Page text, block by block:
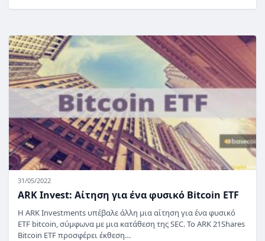
31/05/2022
ARK Invest: Αίτηση για ένα φυσικό Bitcoin ETF
Η ARK Investments υπέβαλε άλλη μια αίτηση για ένα φυσικό
ETF bitcoin, σύμφωνα με μια κατάθεση της SEC. Το ARK 21Shares
Bitcoin ETF προσφέρει έκθεση…